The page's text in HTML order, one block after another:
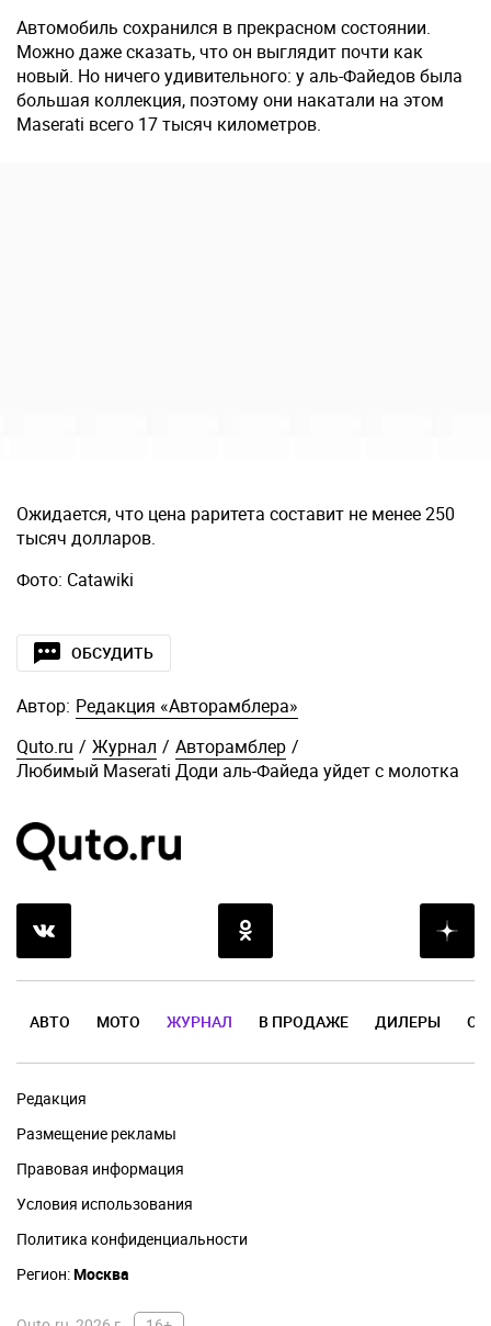
Автомобиль сохранился в прекрасном состоянии.
Можно даже сказать, что он выглядит почти как
новый. Но ничего удивительного: у аль-Файедов была
большая коллекция, поэтому они накатали на этом
Maserati всего 17 тысяч километров.
Ожидается, что цена раритета составит не менее 250
тысяч долларов.
Фото: Catawiki
ОБСУДИТЬ
Автор: Редакция «Авторамблера»
Quto.ru / Журнал / Авторамблер /
Любимый Maserati Доди аль-Файеда уйдет с молотка
АВТО МОТО ЖУРНАЛ В ПРОДАЖЕ ДИЛЕРЫ
Редакция
Размещение рекламы
Правовая информация
Условия использования
Политика конфиденциальности
Регион:Москва